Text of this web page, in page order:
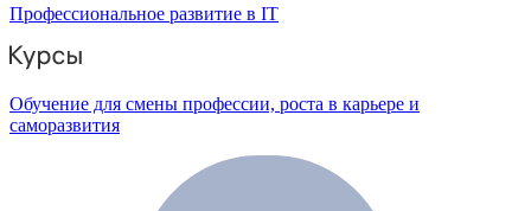
Профессиональное развитие в IT
Обучение для смены профессии, роста в карьере и
саморазвития